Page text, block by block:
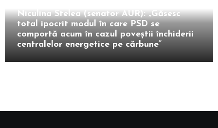
Niculina Stelea (senator AUR): „Găsesc
total ipocrit modul în care PSD se
comportă acum în cazul poveștii închiderii
centralelor energetice pe cărbune”